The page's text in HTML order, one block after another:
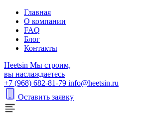
Главная
О компании
FAQ
Блог
Контакты
Heetsin Мы строим,
вы наслаждаетесь
+7 (968) 682-81-79 info@heetsin.ru
Оставить заявку